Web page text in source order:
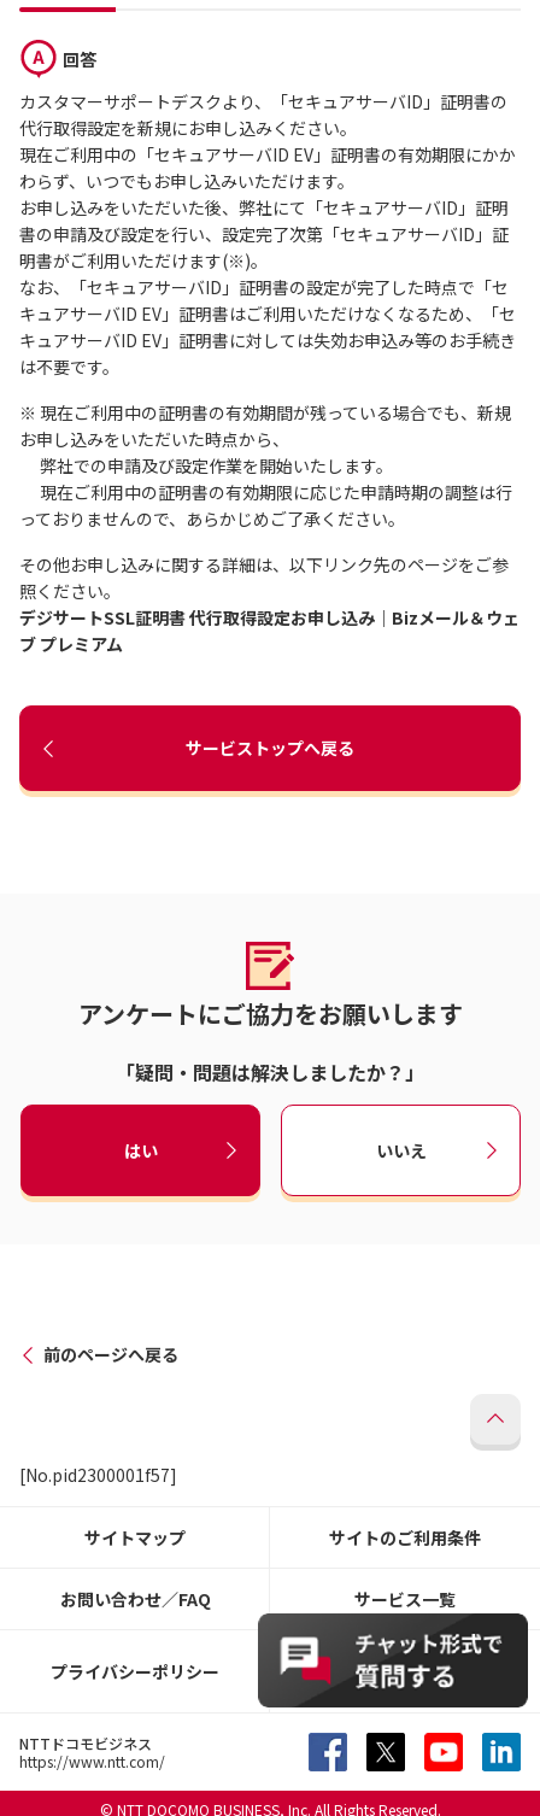
回答
カスタマーサポートデスクより、「セキュアサーバID」証明書の
代行取得設定を新規にお申し込みください。
現在ご利用中の「セキュアサーバID EV」証明書の有効期限にかか
わらず、いつでもお申し込みいただけます。
お申し込みをいただいた後、弊社にて「セキュアサーバID」証明
書の申請及び設定を行い、設定完了次第「セキュアサーバID」証
明書がご利用いただけます(※)。
なお、「セキュアサーバID」証明書の設定が完了した時点で「セ
キュアサーバID EV」証明書はご利用いただけなくなるため、「セ
キュアサーバID EV」証明書に対しては失効お申込み等のお手続き
は不要です。
※ 現在ご利用中の証明書の有効期間が残っている場合でも、新規
お申し込みをいただいた時点から、
弊社での申請及び設定作業を開始いたします。
現在ご利用中の証明書の有効期限に応じた申請時期の調整は行
っておりませんので、あらかじめご了承ください。
その他お申し込みに関する詳細は、以下リンク先のページをご参
照ください。
デジサートSSL証明書 代行取得設定お申し込み｜Bizメール＆ウェ
ブ プレミアム
サービストップへ戻る
アンケートにご協力をお願いします
「疑問・問題は解決しましたか？」
はい いいえ
前のページへ戻る
[No.pid2300001f57]
サイトマップ サイトのご利用条件
お問い合わせ／FAQ サービス一覧
プライバシーポリシー
ウェブアクセシビリティ
ポリシー
NTTドコモビジネス
https://www.ntt.com/
© NTT DOCOMO BUSINESS, Inc. All Rights Reserved.